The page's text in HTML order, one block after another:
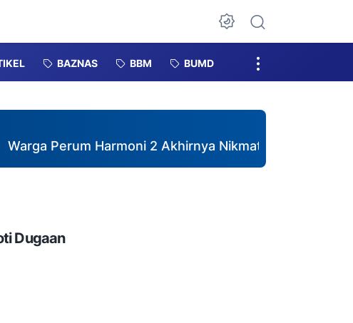
Dark Mode
BAZNAS BBM BUMD
Perum Harmoni 2 Akhirnya Nikmati Air Bersih, Pemdes
Dugaan